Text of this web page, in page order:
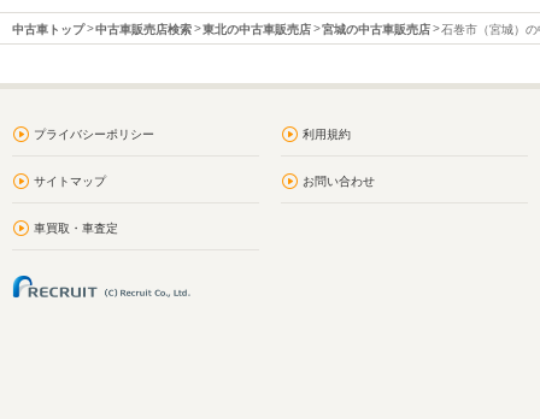
中古車トップ 中古車販売店検索 東北の中古車販売店 宮城の中古車販売店 石巻市（宮城）
プライバシーポリシー 利用規約
サイトマップ お問い合わせ
車買取・車査定